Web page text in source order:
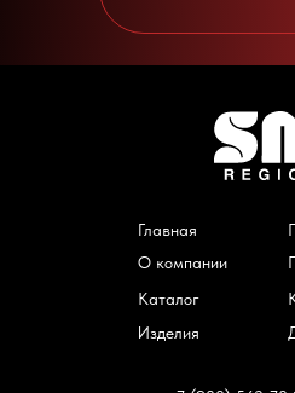
Главная
О компании
Каталог
Изделия